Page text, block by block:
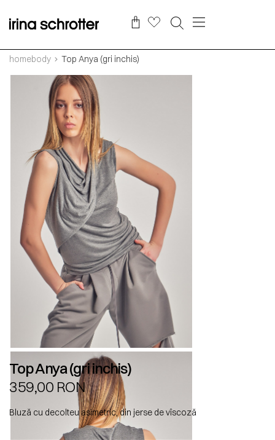
homebody Top Anya (gri inchis)
Top Anya (gri inchis)
359,00 RON
Bluză cu decolteu asimetric, din jerse de vîscoză